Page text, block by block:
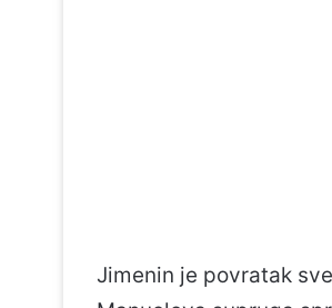
Jimenin je povratak